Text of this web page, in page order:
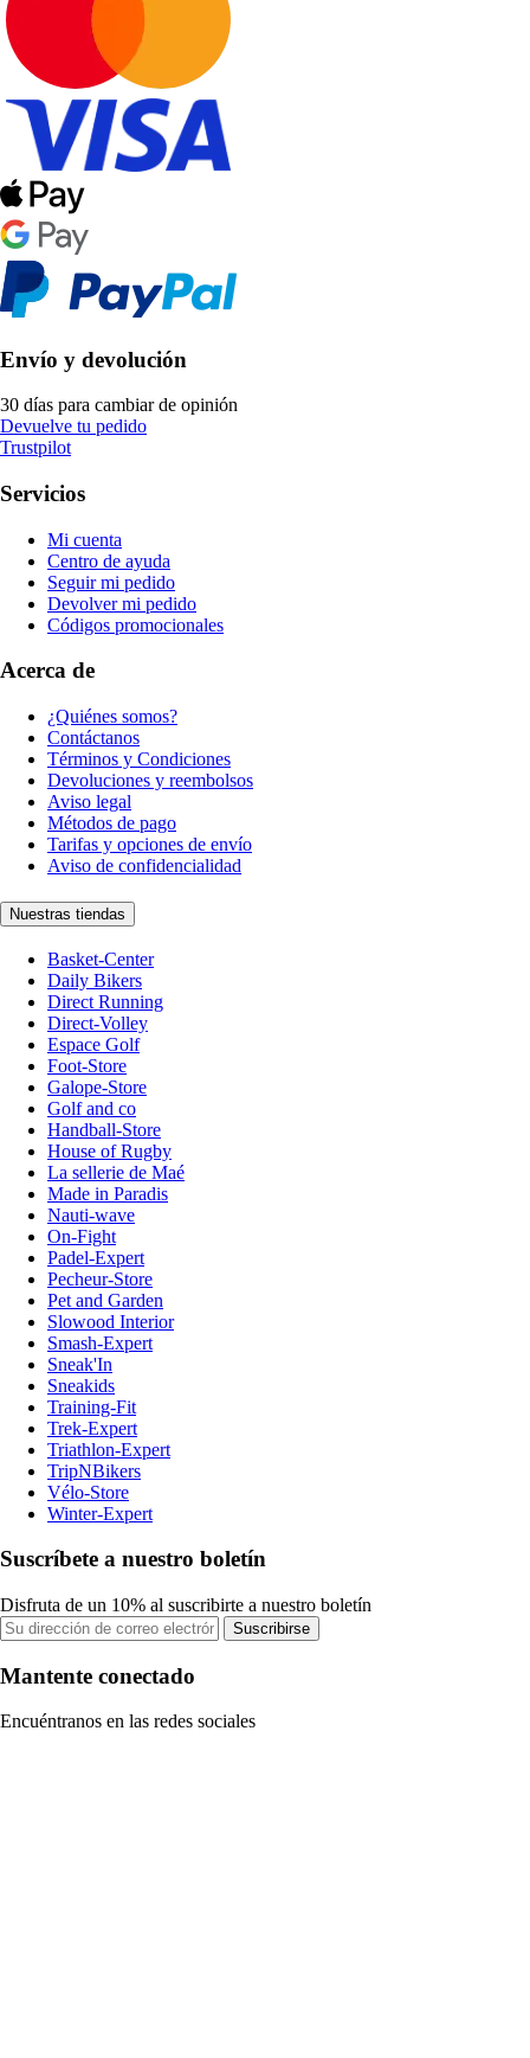
Envío y devolución
30 días para cambiar de opinión
Devuelve tu pedido
Trustpilot
Servicios
Mi cuenta
Centro de ayuda
Seguir mi pedido
Devolver mi pedido
Códigos promocionales
Acerca de
¿Quiénes somos?
Contáctanos
Términos y Condiciones
Devoluciones y reembolsos
Aviso legal
Métodos de pago
Tarifas y opciones de envío
Aviso de confidencialidad
Nuestras tiendas
Basket-Center
Daily Bikers
Direct Running
Direct-Volley
Espace Golf
Foot-Store
Galope-Store
Golf and co
Handball-Store
House of Rugby
La sellerie de Maé
Made in Paradis
Nauti-wave
On-Fight
Padel-Expert
Pecheur-Store
Pet and Garden
Slowood Interior
Smash-Expert
Sneak'In
Sneakids
Training-Fit
Trek-Expert
Triathlon-Expert
TripNBikers
Vélo-Store
Winter-Expert
Suscríbete a nuestro boletín
Disfruta de un 10% al suscribirte a nuestro boletín
Suscribirse
Mantente conectado
Encuéntranos en las redes sociales